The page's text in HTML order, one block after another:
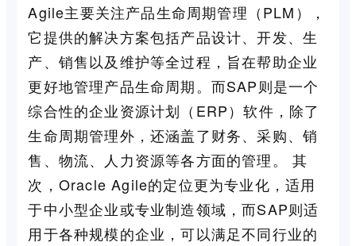
Agile主要关注产品生命周期管理（PLM），
它提供的解决方案包括产品设计、开发、生
产、销售以及维护等全过程，旨在帮助企业
更好地管理产品生命周期。而SAP则是一个
综合性的企业资源计划（ERP）软件，除了
生命周期管理外，还涵盖了财务、采购、销
售、物流、人力资源等各方面的管理。 其
次，Oracle Agile的定位更为专业化，适用
于中小型企业或专业制造领域，而SAP则适
用于各种规模的企业，可以满足不同行业的